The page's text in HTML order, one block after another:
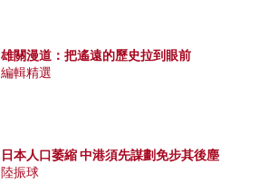
雄關漫道：把遙遠的歷史拉到眼前
編輯精選
日本人口萎縮 中港須先謀劃免步其後塵
陸振球